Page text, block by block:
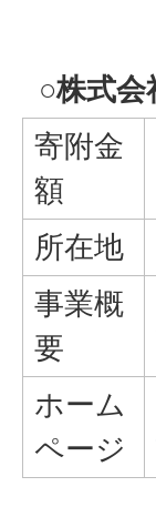
○株式
寄附金
額
所在地
事業概
要
ホーム
ページ